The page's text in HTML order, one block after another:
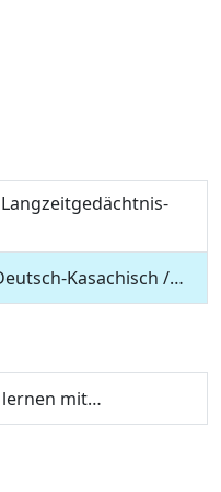
Kasachisch /…
lernen mit…